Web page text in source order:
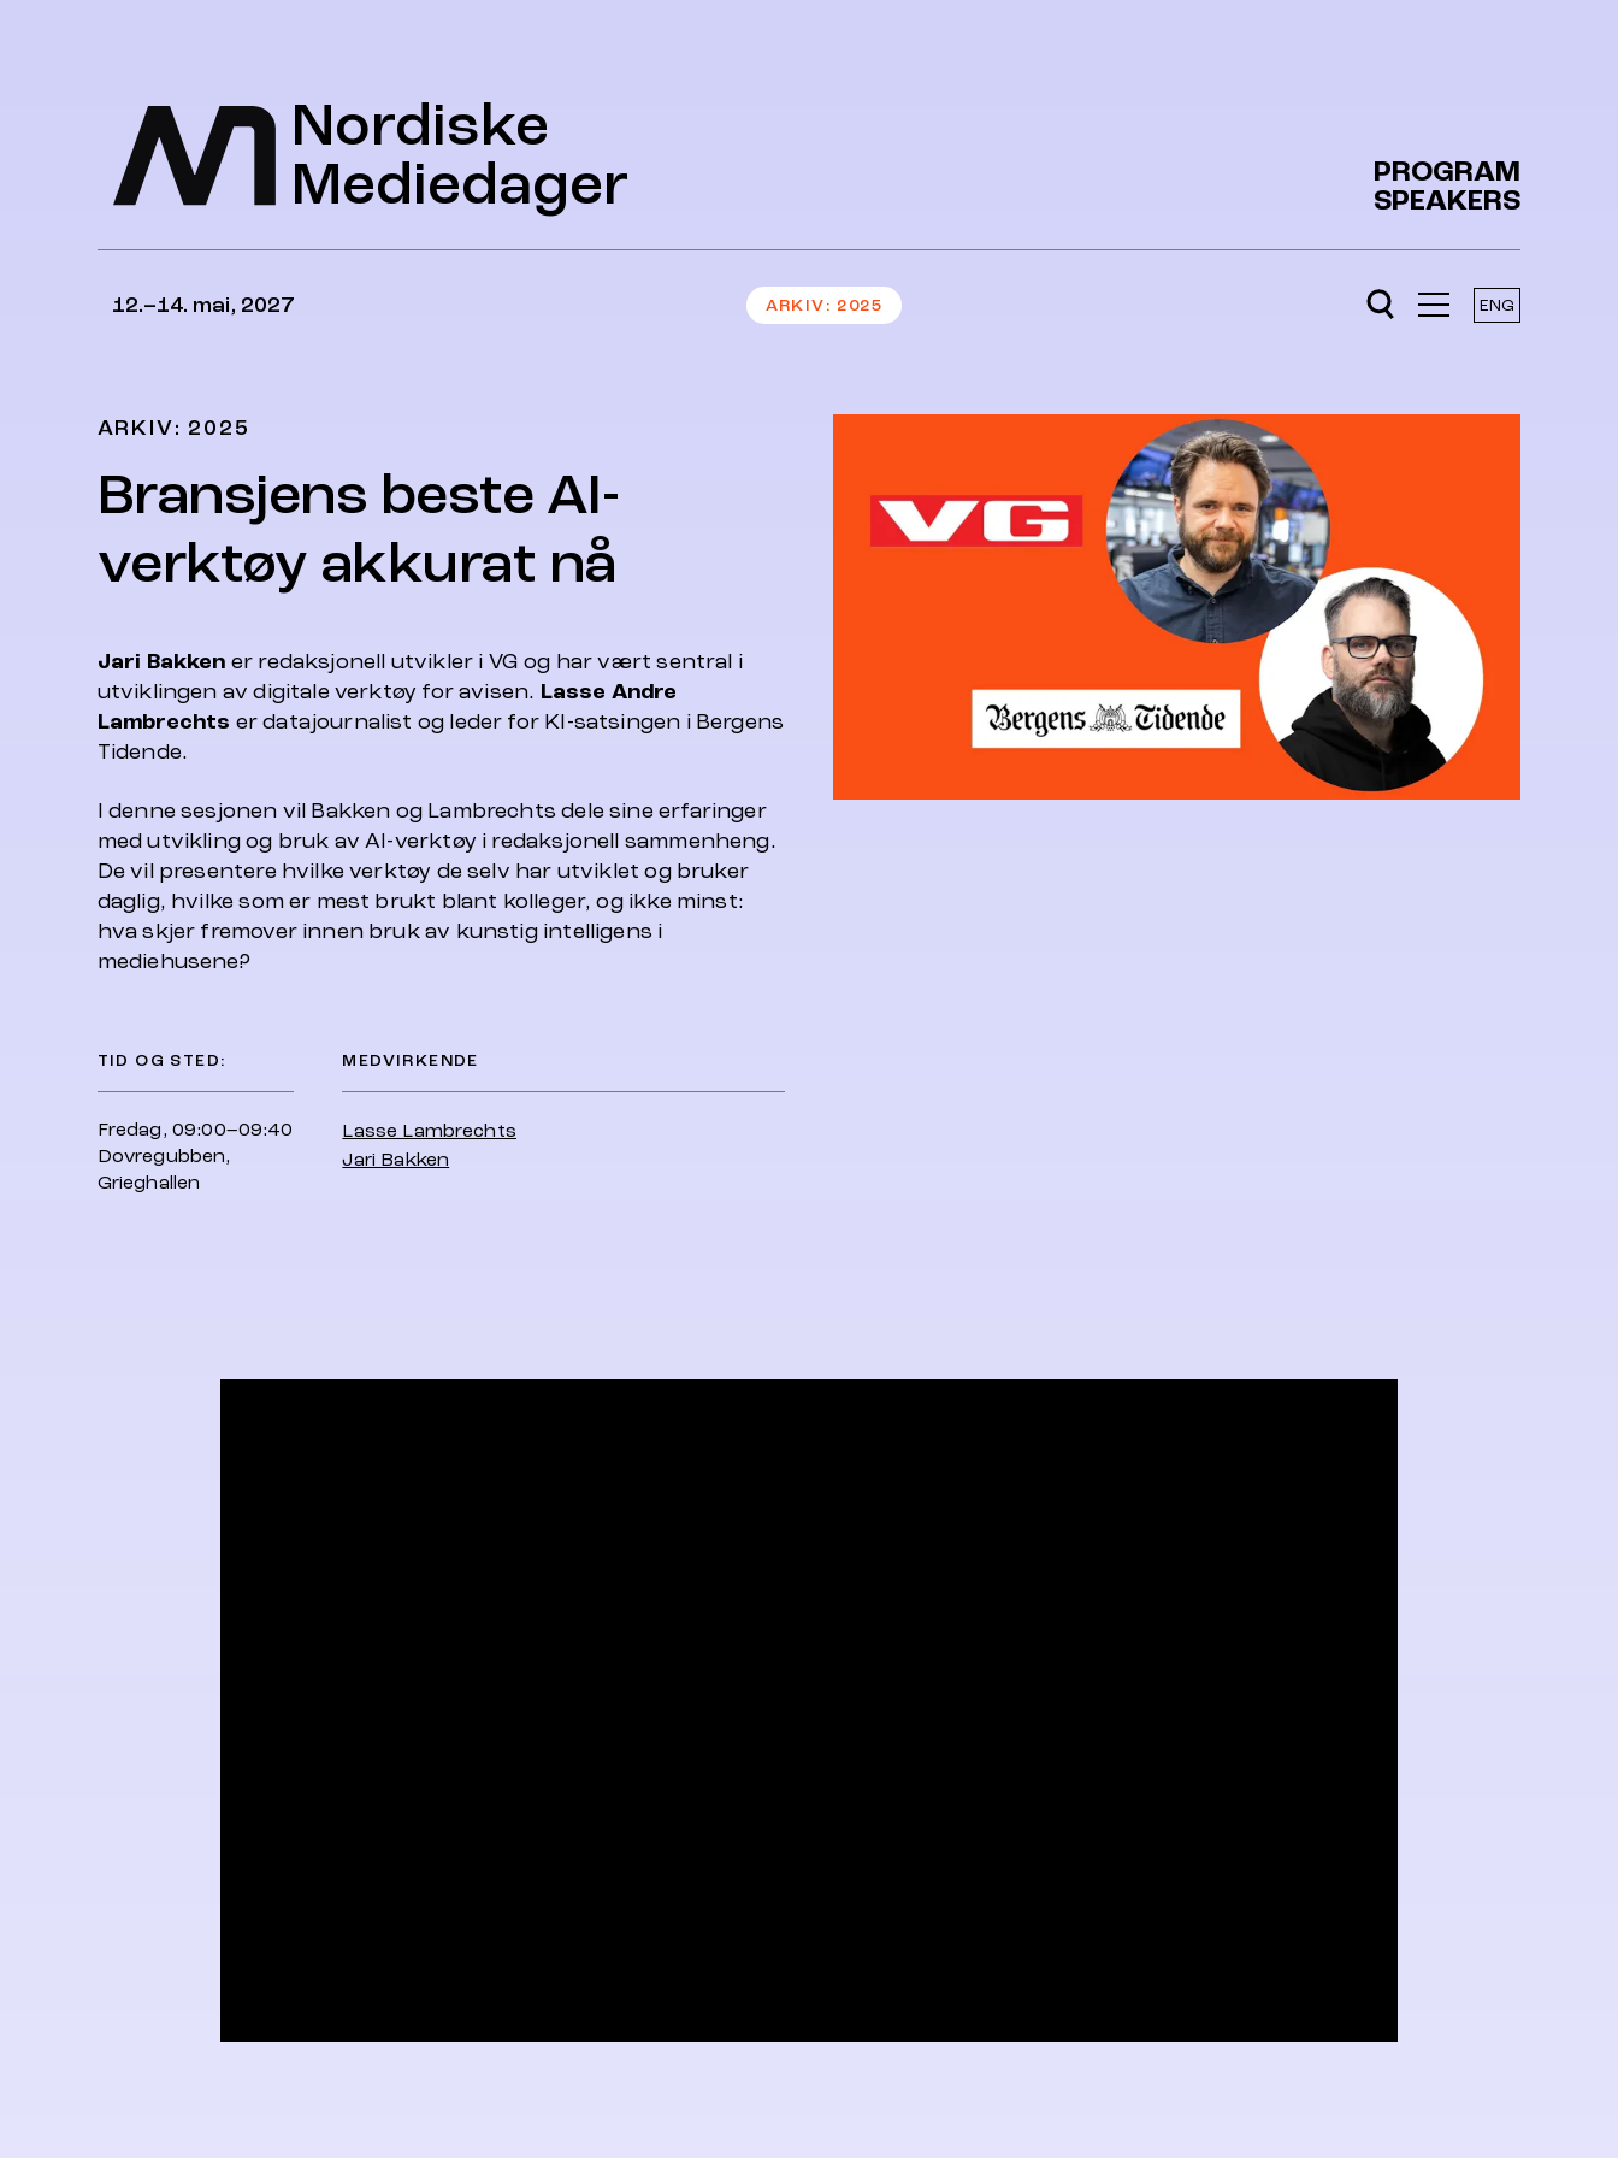
Nordiske
Mediedager
PROGRAM
SPEAKERS
12.–14. mai, 2027 ARKIV 2025 ENG
ARKIV: 2025
Bransjens beste AI-
verktøy akkurat nå
Jari Bakken er redaksjonell utvikler i VG og har vært sentral i
utviklingen av digitale verktøy for avisen. Lasse Andre
Lambrechts er datajournalist og leder for KI-satsingen i Bergens
Tidende.
I denne sesjonen vil Bakken og Lambrechts dele sine erfaringer
med utvikling og bruk av AI-verktøy i redaksjonell sammenheng.
De vil presentere hvilke verktøy de selv har utviklet og bruker
daglig, hvilke som er mest brukt blant kolleger, og ikke minst:
hva skjer fremover innen bruk av kunstig intelligens i
mediehusene?
TID OG STED:
Fredag, 09:00–09:40
Dovregubben,
Grieghallen
MEDVIRKENDE
Lasse Lambrechts
Jari Bakken